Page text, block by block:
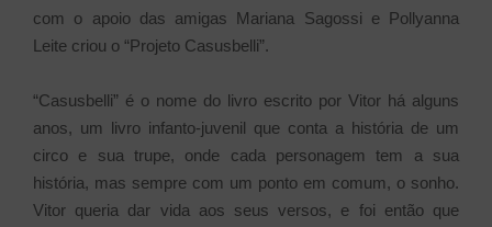
com o apoio das amigas Mariana Sagossi e Pollyanna
Leite criou o “Projeto Casusbelli”.
“Casusbelli” é o nome do livro escrito por Vitor há alguns
anos, um livro infanto-juvenil que conta a história de um
circo e sua trupe, onde cada personagem tem a sua
história, mas sempre com um ponto em comum, o sonho.
Vitor queria dar vida aos seus versos, e foi então que